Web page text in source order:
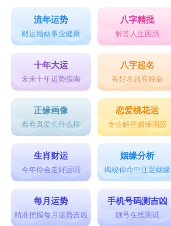
流年运势
财运婚姻事业健康
八字精批
解答人生困惑
十年大运
未来十年运势指南
八字起名
有好名就有好命
正缘画像
看看真爱长什么样
恋爱桃花运
专业解答姻缘困惑
生肖财运
今年你会走好运吗
姻缘分析
揭秘你命中注定姻缘
每月运势
精准把握每月运势吉凶
手机号码测吉凶
靓号在线测试